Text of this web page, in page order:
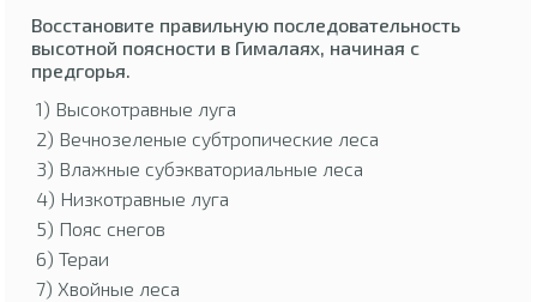
Восстановите правильную последовательность
высотной поясности в Гималаях, начиная с
предгорья.
1) Высокотравные луга
2) Вечнозеленые субтропические леса
3) Влажные субэкваториальные леса
4) Низкотравные луга
5) Пояс снегов
6) Тераи
7) Хвойные леса